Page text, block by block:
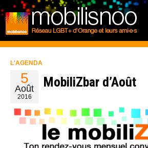
L'AGENDA
5
Août
2016
MobiliZbar d’Août